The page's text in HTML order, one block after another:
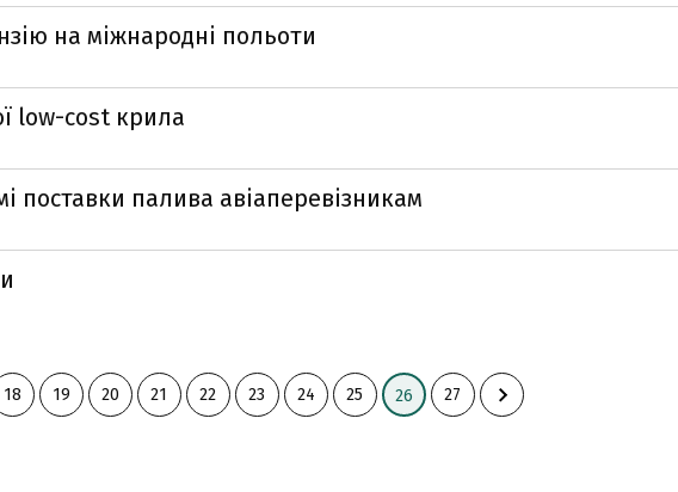
на міжнародні польоти
low-cost крила
поставки палива авіаперевізникам
18 19 20 21 22 23 24 25 26 27